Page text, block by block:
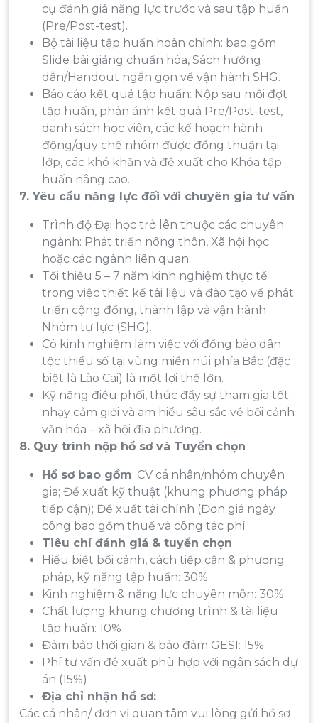
cụ đánh giá năng lực trước và sau tập huấn
(Pre/Post-test).
Bộ tài liệu tập huấn hoàn chỉnh: bao gồm
Slide bài giảng chuẩn hóa, Sách hướng
dẫn/Handout ngắn gọn về vận hành SHG.
Báo cáo kết quả tập huấn: Nộp sau mỗi đợt
tập huấn, phản ánh kết quả Pre/Post-test,
danh sách học viên, các kế hoạch hành
động/quy chế nhóm được đồng thuận tại
lớp, các khó khăn và đề xuất cho Khóa tập
huấn nâng cao.
7. Yêu cầu năng lực đối với chuyên gia tư vấn
Trình độ Đại học trở lên thuộc các chuyên
ngành: Phát triển nông thôn, Xã hội học
hoặc các ngành liên quan.
Tối thiểu 5 – 7 năm kinh nghiệm thực tế
trong việc thiết kế tài liệu và đào tạo về phát
triển cộng đồng, thành lập và vận hành
Nhóm tự lực (SHG).
Có kinh nghiệm làm việc với đồng bào dân
tộc thiểu số tại vùng miền núi phía Bắc (đặc
biệt là Lào Cai) là một lợi thế lớn.
Kỹ năng điều phối, thúc đẩy sự tham gia tốt;
nhạy cảm giới và am hiểu sâu sắc về bối cảnh
văn hóa – xã hội địa phương.
8. Quy trình nộp hồ sơ và Tuyển chọn
Hồ sơ bao gồm: CV cá nhân/nhóm chuyên
gia; Đề xuất kỹ thuật (khung phương pháp
tiếp cận); Đề xuất tài chính (Đơn giá ngày
công bao gồm thuế và công tác phí
Tiêu chí đánh giá & tuyển chọn
Hiểu biết bối cảnh, cách tiếp cận & phương
pháp, kỹ năng tập huấn: 30%
Kinh nghiệm & năng lực chuyên môn: 30%
Chất lượng khung chương trình & tài liệu
tập huấn: 10%
Đảm bảo thời gian & bảo đảm GESI: 15%
Phí tư vấn đề xuất phù hợp với ngân sách dự
án (15%)
Địa chỉ nhận hồ sơ:
Các cá nhân/ đơn vị quan tâm vui lòng gửi hồ sơ